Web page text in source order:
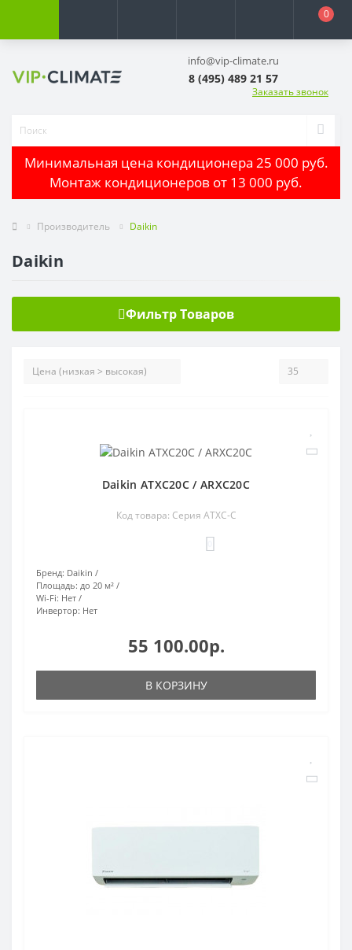
0
info@vip-climate.ru
8 (495) 489 21 57
Заказать звонок
Минимальная цена кондиционера 25 000 руб.
Монтаж кондиционеров от 13 000 руб.
Производитель Daikin
Daikin
Фильтр Товаров
Daikin ATXC20C / ARXC20C
Код товара: Серия ATXC-C
Бренд: Daikin
Площадь: до 20 м²
Wi-Fi: Нет
Инвертор: Нет
55 100.00р.
В КОРЗИНУ